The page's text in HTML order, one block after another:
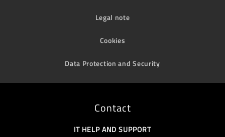
Legal note
Cookies
Data Protection and Security
Contact
IT HELP AND SUPPORT